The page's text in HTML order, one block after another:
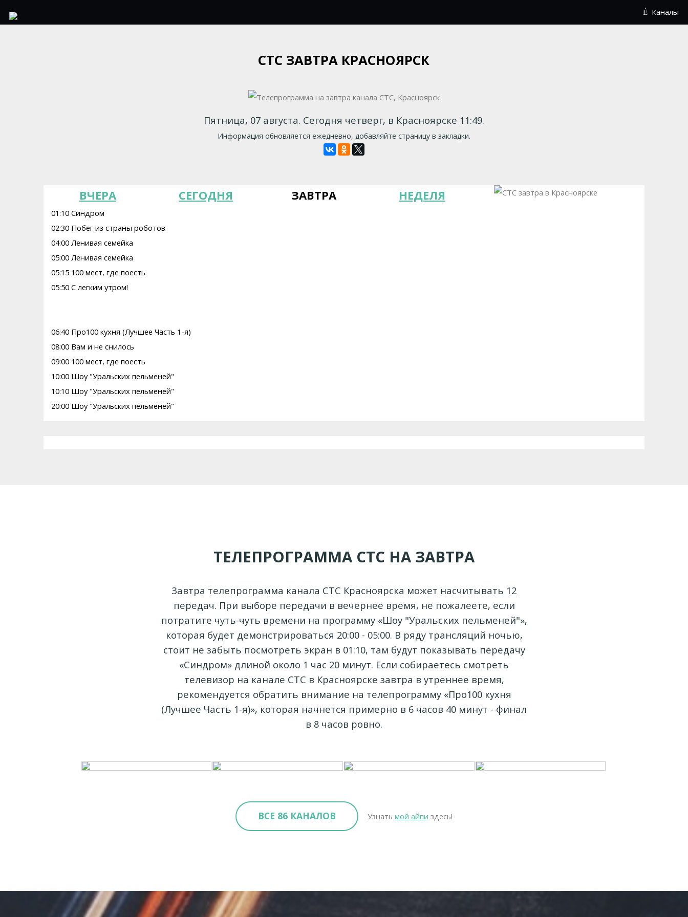
Каналы
СТС ЗАВТРА КРАСНОЯРСК
Пятница, 07 августа. Сегодня четверг, в Красноярске 11:49.
Информация обновляется ежедневно, добавляйте страницу в закладки.
ВЧЕРА СЕГОДНЯ ЗАВТРА НЕДЕЛЯ
01:10 Синдром
02:30 Побег из страны роботов
04:00 Ленивая семейка
05:00 Ленивая семейка
05:15 100 мест, где поесть
05:50 С легким утром!
06:40 Про100 кухня (Лучшее Часть 1-я)
08:00 Вам и нe снилоcь
09:00 100 мест, где поесть
10:00 Шоу "Уральских пельменей"
10:10 Шоу "Уральских пельменей"
20:00 Шоу "Уральских пельменей"
ТЕЛЕПРОГРАММА СТС НА ЗАВТРА
Завтра телепрограмма канала СТС Красноярска может насчитывать 12
передач. При выборе передачи в вечернее время, не пожалеете, если
потратите чуть-чуть времени на программу «Шоу "Уральских пельменей"»,
которая будет демонстрироваться 20:00 - 05:00. В ряду трансляций ночью,
стоит не забыть посмотреть экран в 01:10, там будут показывать передачу
«Синдром» длиной около 1 час 20 минут. Если собираетесь смотреть
телевизор на канале СТС в Красноярске завтра в утреннее время,
рекомендуется обратить внимание на телепрограмму «Про100 кухня
(Лучшее Часть 1-я)», которая начнется примерно в 6 часов 40 минут - финал
в 8 часов ровно.
ВСЕ 86 КАНАЛОВ Узнатьмой айпи здесь!